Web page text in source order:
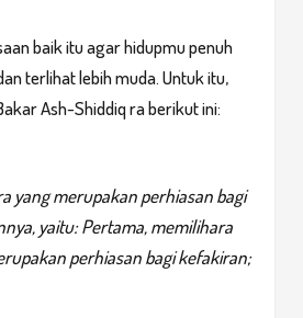
baik itu agar hidupmu penuh
terlihat lebih muda. Untuk itu,
Ash-Shiddiq ra berikut ini:
yang merupakan perhiasan bagi
yaitu: Pertama, memilihara
perhiasan bagi kefakiran;